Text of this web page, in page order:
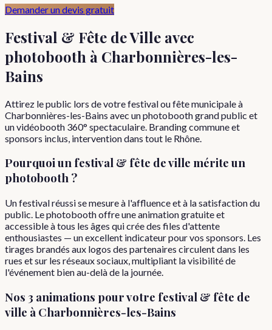
Demander un devis gratuit
Festival & Fête de Ville avec
photobooth à Charbonnières-les-
Bains
Attirez le public lors de votre festival ou fête municipale à
Charbonnières-les-Bains avec un photobooth grand public et
un vidéobooth 360° spectaculaire. Branding commune et
sponsors inclus, intervention dans tout le Rhône.
Pourquoiunfestival & fête de ville mérite un
photobooth ?
Un festival réussi se mesure à l'affluence et à la satisfaction du
public. Le photobooth offre une animation gratuite et
accessible à tous les âges qui crée des files d'attente
enthousiastes — un excellent indicateur pour vos sponsors. Les
tirages brandés aux logos des partenaires circulent dans les
rues et sur les réseaux sociaux, multipliant la visibilité de
l'événement bien au-delà de la journée.
Nos 3 animations pour votre festival & fête de
ville à Charbonnières-les-Bains